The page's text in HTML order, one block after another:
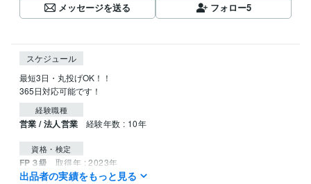
メッセージを送る
フォロー5
スケジュール
最短3日・丸投げOK！！
365日対応可能です！
経験職種
営業 / 法人営業 経験年数 : 10年
資格・検定
FP３級 取得年 : 2023年
ITパスポート 取得年 : 2018年
出品者の実績をもっと見る